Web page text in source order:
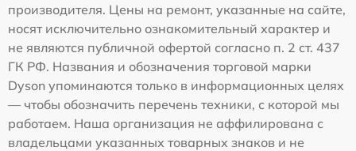
производителя. Цены на ремонт, указанные на сайте,
носят исключительно ознакомительный характер и
не являются публичной офертой согласно п. 2 ст. 437
ГК РФ. Названия и обозначения торговой марки
Dyson упоминаются только в информационных целях
— чтобы обозначить перечень техники, с которой мы
работаем. Наша организация не аффилирована с
владельцами указанных товарных знаков и не